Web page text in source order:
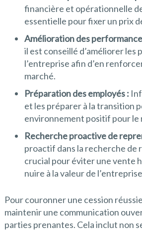
financière et opérationnelle
essentielle pour fixer un prix
Amélioration des
il est conseillé d’améliorer les
l’entreprise afin d’en
marché.
Préparation des employés :
et les préparer à la transition
environnement positif pour le
Recherche proactive de
proactif dans la recherche de
crucial pour éviter une vente
nuire à la valeur de
Pour couronner une cession
maintenir une communication
parties prenantes. Cela inclut non